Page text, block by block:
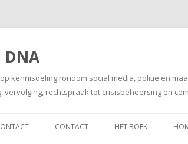
DNA
kennisdeling rondom social media, politie en
vervolging, rechtspraak tot crisisbeheersing en
CONTACT HET BOEK